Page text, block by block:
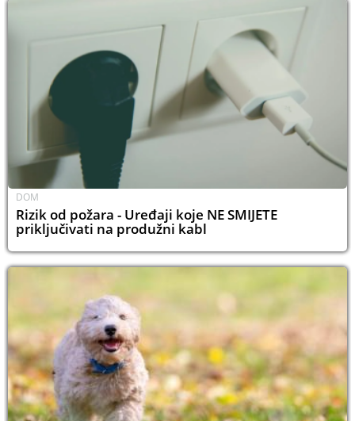
DOM
Rizik od požara - Uređaji koje NE SMIJETE
priključivati na produžni kabl